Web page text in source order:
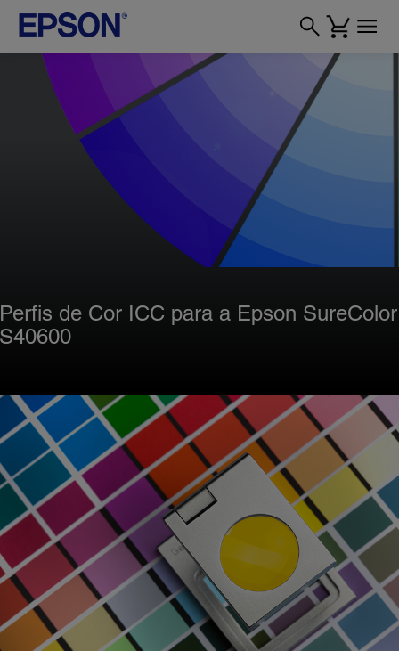
Perfis de Cor ICC para a Epson SureColor
S40600